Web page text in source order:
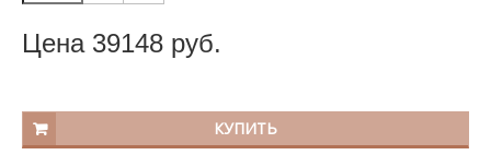
Цена 39148 руб.
КУПИТЬ